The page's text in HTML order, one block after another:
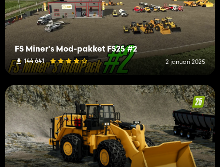
FS Miner's Mod-pakket FS25 #2
144 641 2 januari 2025